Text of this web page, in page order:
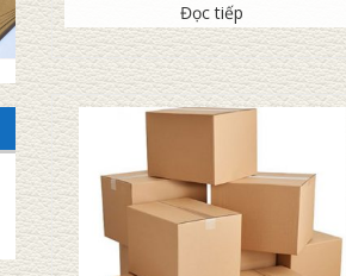
Đọc tiếp